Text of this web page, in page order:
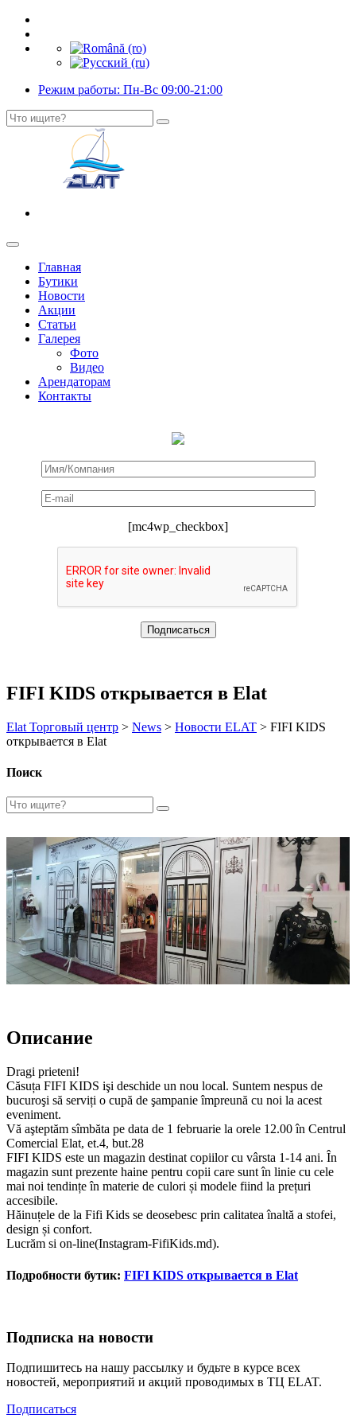
Режим работы: Пн-Вс 09:00-21:00
Главная
Бутики
Новости
Акции
Статьи
Галерея
Фото
Видео
Арендаторам
Контакты
[mc4wp_checkbox]
FIFI KIDS открывается в Elat
Elat Торговый центр > News > Новости ELAT > FIFI KIDS
открывается в Elat
Поиск
Описание
Dragi prieteni!
Căsuța FIFI KIDS işi deschide un nou local. Suntem nespus de
bucuroşi să serviți o cupă de şampanie împreună cu noi la acest
eveniment.
Vă aşteptăm sîmbăta pe data de 1 februarie la orele 12.00 în Centrul
Comercial Elat, et.4, but.28
FIFI KIDS este un magazin destinat copiilor cu vârsta 1-14 ani. În
magazin sunt prezente haine pentru copii care sunt în linie cu cele
mai noi tendințe în materie de culori și modele fiind la prețuri
accesibile.
Hăinuțele de la Fifi Kids se deosebesc prin calitatea înaltă a stofei,
design și confort.
Lucrăm si on-line(Instagram-FifiKids.md).
Подробности бутик: FIFI KIDS открывается в Elat
Подписка на новости
Подпишитесь на нашу рассылку и будьте в курсе всех
новостей, мероприятий и акций проводимых в ТЦ ELAT.
Подписаться